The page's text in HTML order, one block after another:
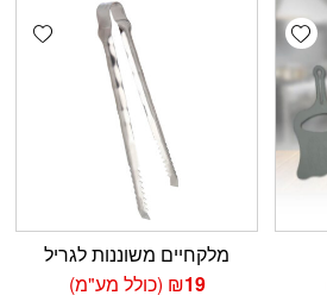
Add wishlist
מלקחיים משוננות לגריל
₪19 (כולל מע"מ)